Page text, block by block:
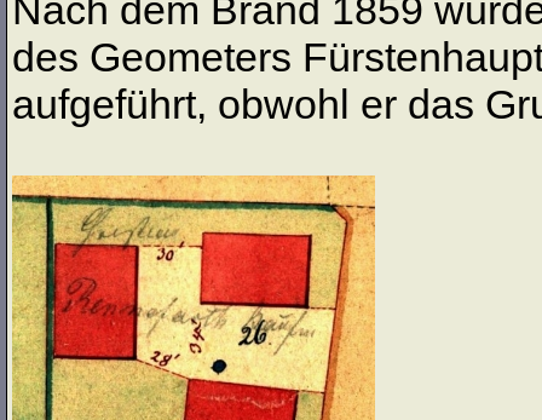
Nach dem Brand 1859
des Geometers
aufgeführt, obwohl er das